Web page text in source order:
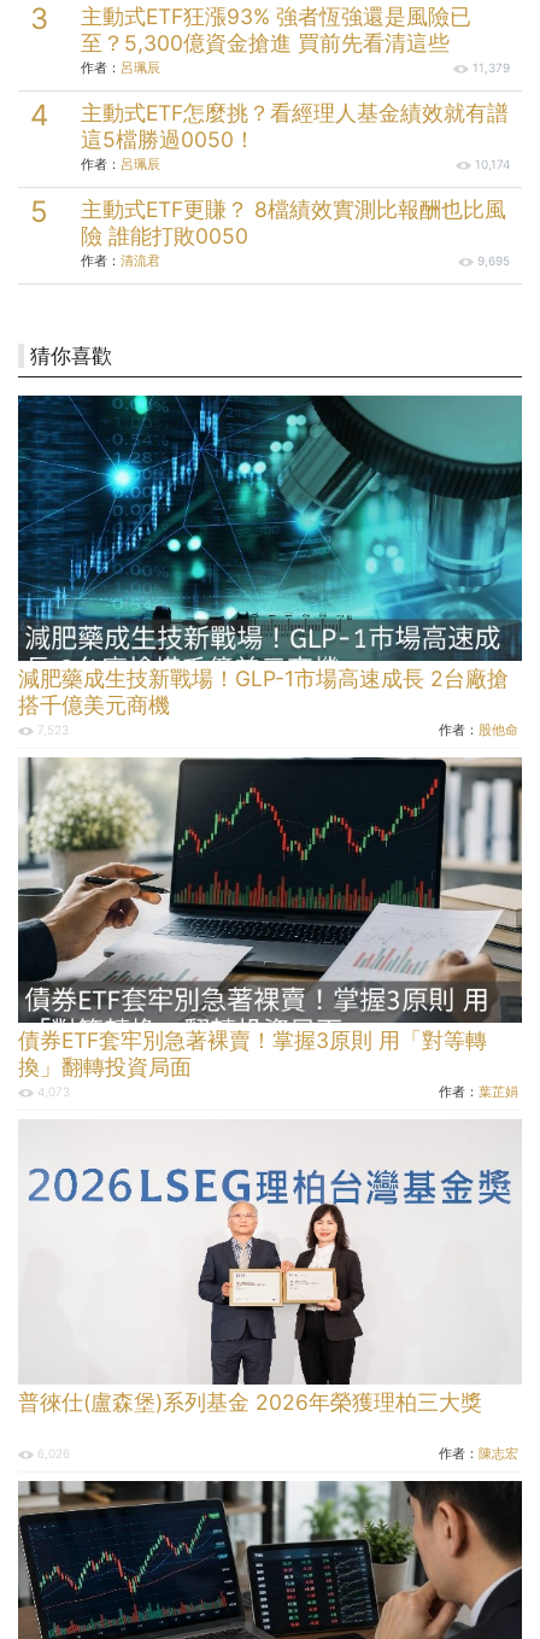
主動式ETF狂漲93% 強者恆強還是風險已
至？5,300億資金搶進 買前先看清這些
作者： 呂珮辰 11,379
主動式ETF怎麼挑？看經理人基金績效就有譜
這5檔勝過0050！
作者： 呂珮辰 10,174
主動式ETF更賺？ 8檔績效實測比報酬也比風
險 誰能打敗0050
作者： 清流君 9,695
猜你喜歡
減肥藥成生技新戰場！GLP-1市場高速成長 2台廠搶
搭千億美元商機
7,523 作者： 股他命
債券ETF套牢別急著裸賣！掌握3原則 用「對等轉
換」翻轉投資局面
4,073 作者： 葉芷娟
普徠仕(盧森堡)系列基金 2026年榮獲理柏三大獎
6,026 作者： 陳志宏